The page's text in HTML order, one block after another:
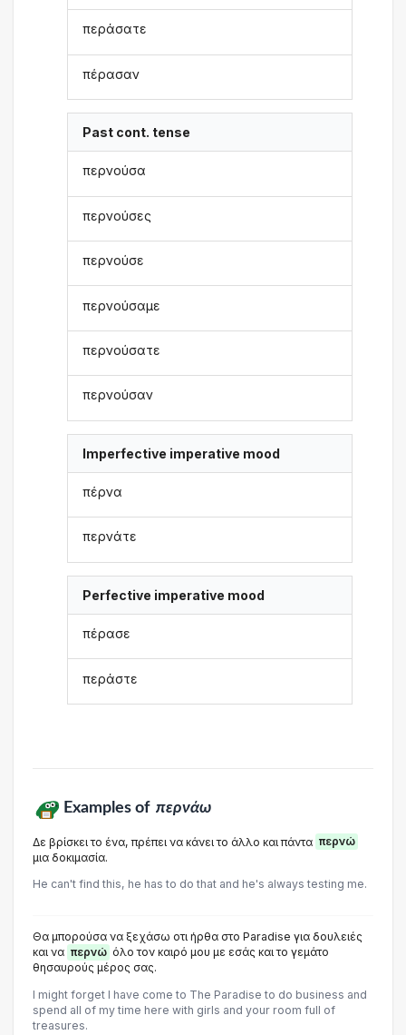
περάσατε
πέρασαν
Past cont. tense
περνούσα
περνούσες
περνούσε
περνούσαμε
περνούσατε
περνούσαν
Imperfective imperative mood
πέρνα
περνάτε
Perfective imperative mood
πέρασε
περάστε
Examples of περνάω
Δε βρίσκει το ένα, πρέπει να κάνει το άλλο και πάντα περνώ
μια δοκιμασία.
He can't find this, he has to do that and he's always testing me.
Θα μπορούσα να ξεχάσω οτι ήρθα στο Paradise για δουλειές
και να περνώ όλο τον καιρό μου με εσάς και το γεμάτο
θησαυρούς μέρος σας.
I might forget I have come to The Paradise to do business and
spend all of my time here with girls and your room full of
treasures.